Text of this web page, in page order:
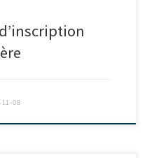
11-08